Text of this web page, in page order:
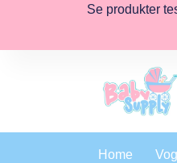
Se produkter
Home